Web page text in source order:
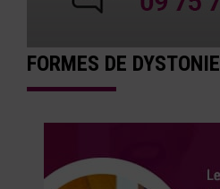
FORMES DE DYSTONIE